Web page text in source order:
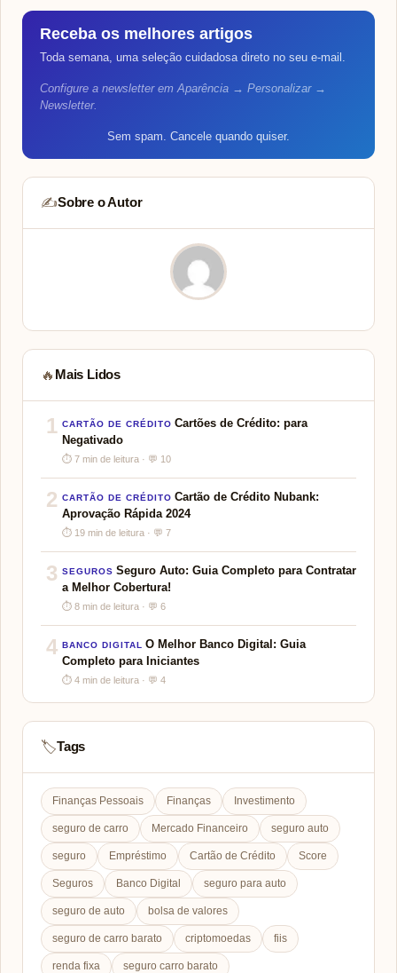
Receba os melhores artigos
Toda semana, uma seleção cuidadosa direto no seu e-mail.
Configure a newsletter em Aparência → Personalizar →
Newsletter.
Sem spam. Cancele quando quiser.
✍️Sobre o Autor
🔥 Mais Lidos
1 CARTÃO DE CRÉDITO Cartões de Crédito: para
Negativado
⏱ 7 min de leitura · 💬 10
2 CARTÃO DE CRÉDITO Cartão de Crédito Nubank:
Aprovação Rápida 2024
⏱ 19 min de leitura · 💬 7
3 SEGUROS Seguro Auto: Guia Completo para Contratar
a Melhor Cobertura!
⏱ 8 min de leitura · 💬 6
4 BANCO DIGITAL O Melhor Banco Digital: Guia
Completo para Iniciantes
⏱ 4 min de leitura · 💬 4
🏷️Tags
Finanças Pessoais Finanças Investimento
seguro de carro Mercado Financeiro seguro auto
seguro Empréstimo Cartão de Crédito Score
Seguros Banco Digital seguro para auto
seguro de auto bolsa de valores
seguro de carro barato criptomoedas fiis
renda fixa seguro carro barato